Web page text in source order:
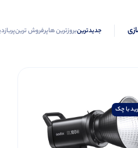
جدیدترینبروزترین هاپرفروش ترین
با چک